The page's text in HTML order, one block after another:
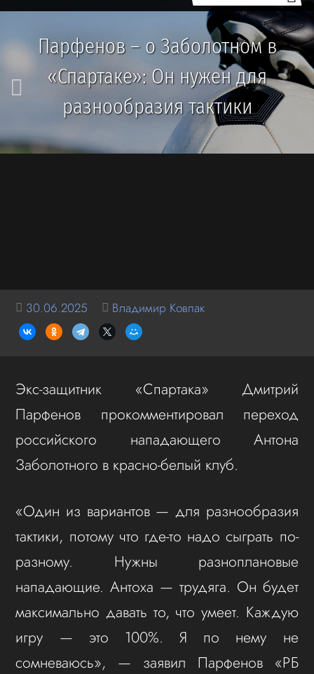
Парфенов – о Заболотном в
«Спартаке»: Он нужен для
разнообразия тактики
30.06.2025 Владимир Ковпак
Экс-защитник «Спартака» Дмитрий
Парфенов прокомментировал переход
российского нападающего Антона
Заболотного в красно-белый клуб.
«Один из вариантов — для разнообразия
тактики, потому что где-то надо сыграть по-
разному. Нужны разноплановые
нападающие. Антоха — трудяга. Он будет
максимально давать то, что умеет. Каждую
игру — это 100%. Я по нему не
сомневаюсь», — заявил Парфенов «РБ